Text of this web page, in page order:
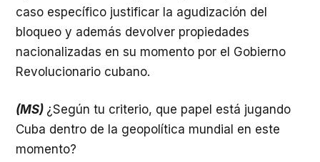
caso específico justificar la agudización del
bloqueo y además devolver propiedades
nacionalizadas en su momento por el Gobierno
Revolucionario cubano.
(MS) ¿Según tu criterio, que papel está jugando
Cuba dentro de la geopolítica mundial en este
momento?